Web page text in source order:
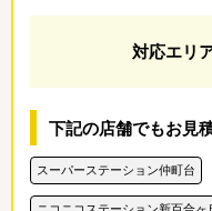
対応エリ
下記の店舗でもお見
スーパーステーション仲町台